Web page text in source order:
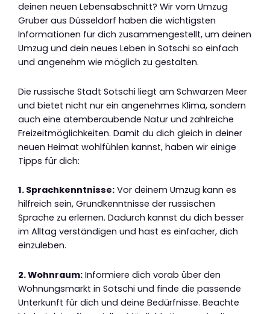
deinen neuen Lebensabschnitt? Wir vom Umzug
Gruber aus Düsseldorf haben die wichtigsten
Informationen für dich zusammengestellt, um deinen
Umzug und dein neues Leben in Sotschi so einfach
und angenehm wie möglich zu gestalten.
Die russische Stadt Sotschi liegt am Schwarzen Meer
und bietet nicht nur ein angenehmes Klima, sondern
auch eine atemberaubende Natur und zahlreiche
Freizeitmöglichkeiten. Damit du dich gleich in deiner
neuen Heimat wohlfühlen kannst, haben wir einige
Tipps für dich:
1. Sprachkenntnisse: Vor deinem Umzug kann es
hilfreich sein, Grundkenntnisse der russischen
Sprache zu erlernen. Dadurch kannst du dich besser
im Alltag verständigen und hast es einfacher, dich
einzuleben.
2. Wohnraum: Informiere dich vorab über den
Wohnungsmarkt in Sotschi und finde die passende
Unterkunft für dich und deine Bedürfnisse. Beachte